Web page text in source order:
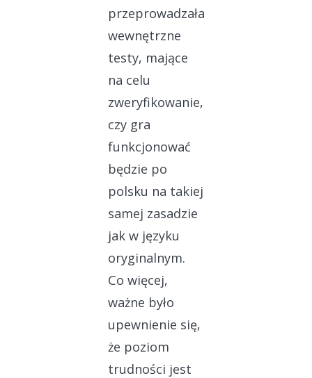
przeprowadzała
wewnętrzne
testy, mające
na celu
zweryfikowanie,
czy gra
funkcjonować
będzie po
polsku na takiej
samej zasadzie
jak w języku
oryginalnym.
Co więcej,
ważne było
upewnienie się,
że poziom
trudności jest